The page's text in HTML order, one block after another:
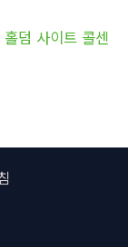
덤 사이트 콜센